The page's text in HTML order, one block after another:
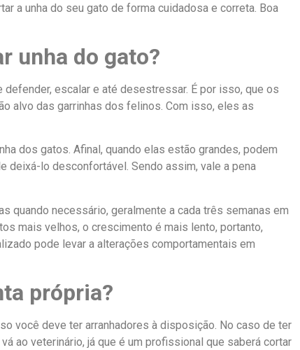
a unha do seu gato de forma cuidadosa e correta. Boa
unha do gato?
escalar e até desestressar. É por isso, que os
alvo das garrinhas dos felinos. Com isso, eles as
dos gatos. Afinal, quando elas estão grandes, podem
deixá-lo desconfortável. Sendo assim, vale a pena
quando necessário, geralmente a cada três semanas em
mais velhos, o crescimento é mais lento, portanto,
pode levar a alterações comportamentais em
própria?
você deve ter arranhadores à disposição. No caso de ter
ao veterinário, já que é um profissional que saberá cortar